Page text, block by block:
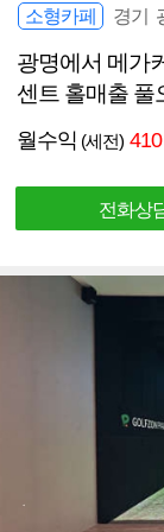
소형카페 경기
광명에서 메가
센트 홀매출 풀
월수익 (세전)
전화상